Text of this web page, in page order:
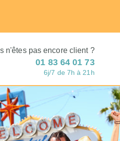
n'êtes pas encore client ?
01 83 64 01 73
6j/7 de 7h à 21h